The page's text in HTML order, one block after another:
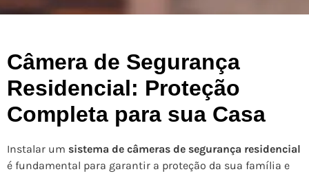
Câmera de Segurança
Residencial: Proteção
Completa para sua Casa
Instalar um sistema de câmeras de segurança residencial
é fundamental para garantir a proteção da sua família e